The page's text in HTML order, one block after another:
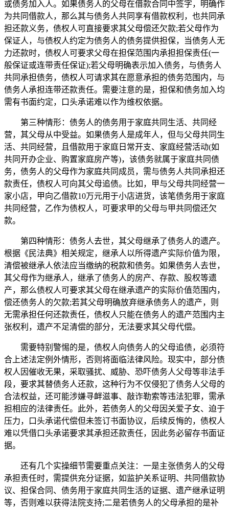
或债务加入人。如果债务人的父母在借款合同中签字，明确作
为共同借款人，那么其与债务人共同享有借款权利，也共同承
担还款义务，债权人可直接要求其父母偿还欠款;若父母作为
保证人，与债权人约定为债务人的债务提供担保，当债务人无
力还款时，债权人可要求父母在担保范围内承担担保责任(一
般保证或连带责任保证);若父母明确表示加入债务，与债务人
共同承担债务，债权人可请求其在愿意承担的债务范围内，与
债务人承担连带还款责任。需要注意的是，担保和债务加入均
需有书面约定，口头承诺难以作为维权依据。
第三种情形：债务人的债务用于家庭共同生活、共同经
营，其父母从中受益。如果债务人是成年人，但与父母共同生
活、共同经营，且借款用于家庭日常开支、家庭经营活动(如
共同开办企业、购置家庭房产等)，该债务就属于家庭共同债
务，债务人的父母作为家庭共同成员，需与债务人共同承担还
款责任，债权人可向其父母追债。比如，甲与父母共同经营一
家小店，甲向乙借款10万元用于小店进货，该笔债务用于家庭
共同经营，乙作为债权人，可要求甲的父母与甲共同偿还欠
款。
第四种情形：债务人去世，其父母继承了债务人的遗产。
根据《民法典》相关规定，继承人以所得遗产实际价值为限，
清偿被继承人依法应当缴纳的税款和债务。如果债务人去世，
其父母作为继承人，继承了债务人的房产、存款、股权等遗
产，那么债权人可要求其父母在继承遗产的实际价值范围内，
偿还债务人的欠款;若其父母明确放弃继承债务人的遗产，则
无需承担任何还款责任，债权人只能在债务人的遗产范围内主
张权利，遗产不足清偿的部分，无法要求其父母代偿。
需要特别警惕的是，债权人向债务人的父母追债，必须符
合上述法定例外情形，否则将面临法律风险。现实中，部分债
权人因催收无果，采取骚扰、威胁、恐吓债务人父母等非法手
段，要求其替债务人还款，这种行为不仅侵犯了债务人父母的
合法权益，还可能涉嫌寻衅滋事、敲诈勒索等违法犯罪，需承
担相应的法律责任。此外，若债务人的父母因关爱子女、迫于
压力，口头承诺代偿但未签订书面协议，后续反悔的，债权人
难以凭借口头承诺要求其承担还款责任，因此务必留存书面证
据。
还有几个实操细节需要重点关注：一是主张债务人的父母
承担责任时，需提供充分证据，如监护关系证明、共同借款协
议、担保合同、债务用于家庭共同生活的证据、遗产继承证明
等，否则难以获得法院支持;二是若债务人的父母承担的是补